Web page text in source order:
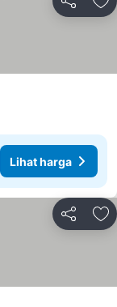
Bagikan
Lihat harga
Bagikan